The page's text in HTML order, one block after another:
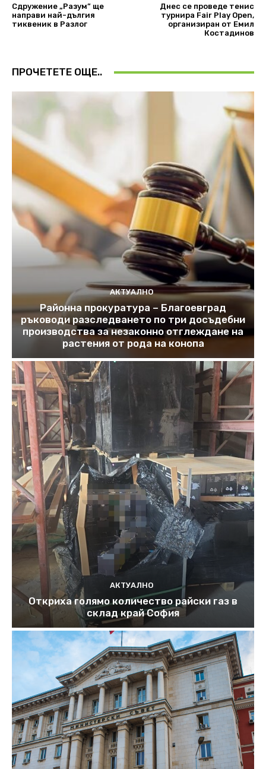
Сдружение „Разум” ще
направи най-дългия
тиквеник в Разлог
Днес се проведе тенис
турнира Fair Play Open,
организиран от Емил
Костадинов
ПРОЧЕТЕТЕ ОЩЕ..
АКТУАЛНО
Районна прокуратура – Благоевград
ръководи разследването по три досъдебни
производства за незаконно отглеждане на
растения от рода на конопа
АКТУАЛНО
Откриха голямо количество райски газ в
склад край София